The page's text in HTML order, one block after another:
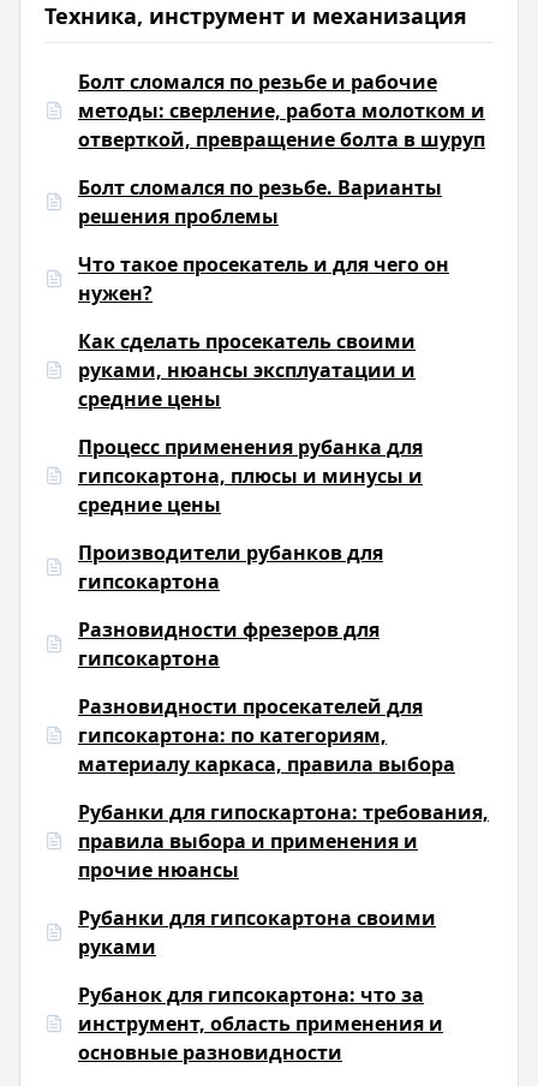
Техника, инструмент и механизация
Болт сломался по резьбе и рабочие
методы: сверление, работа молотком и
отверткой, превращение болта в шуруп
Болт сломался по резьбе. Варианты
решения проблемы
Что такое просекатель и для чего он
нужен?
Как сделать просекатель своими
руками, нюансы эксплуатации и
средние цены
Процесс применения рубанка для
гипсокартона, плюсы и минусы и
средние цены
Производители рубанков для
гипсокартона
Разновидности фрезеров для
гипсокартона
Разновидности просекателей для
гипсокартона: по категориям,
материалу каркаса, правила выбора
Рубанки для гипоскартона: требования,
правила выбора и применения и
прочие нюансы
Рубанки для гипсокартона своими
руками
Рубанок для гипсокартона: что за
инструмент, область применения и
основные разновидности